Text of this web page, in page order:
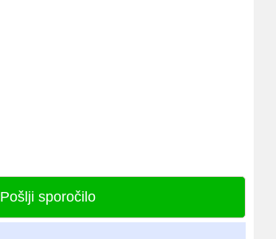
Pošlji sporočilo